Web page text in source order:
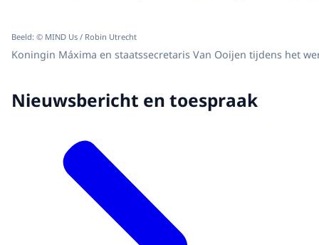
Beeld: © MIND Us / Robin Utrecht
Koningin Máxima en staatssecretaris Van Ooijen tijdens het
Nieuwsbericht en toespraak